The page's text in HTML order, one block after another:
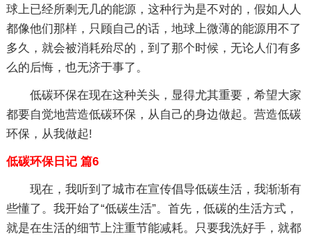
球上已经所剩无几的能源，这种行为是不对的，假如人人
都像他们那样，只顾自己的话，地球上微薄的能源用不了
多久，就会被消耗殆尽的，到了那个时候，无论人们有多
么的后悔，也无济于事了。
低碳环保在现在这种关头，显得尤其重要，希望大家
都要自觉地营造低碳环保，从自己的身边做起。营造低碳
环保，从我做起!
低碳环保日记 篇6
现在，我听到了城市在宣传倡导低碳生活，我渐渐有
些懂了。我开始了“低碳生活”。首先，低碳的生活方式，
就是在生活的细节上注重节能减耗。只要我洗好手，就都